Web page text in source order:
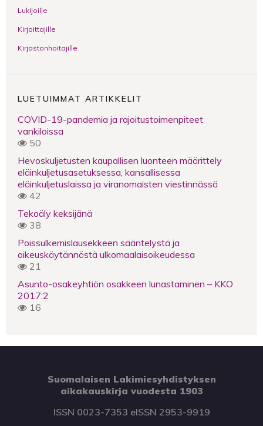
Lukijoille
Kirjoittajille
Kirjastonhoitajille
LUETUIMMAT ARTIKKELIT
COVID-19-pandemia ja rajoitustoimenpiteet
vankiloissa
50
Hevoskuljetusten kaupallisen luonteen määrittely
eläinkuljetusasetuksessa, kansallisessa
eläinkuljetuslaissa ja viranomaisten viestinnässä
42
Tekoäly keksijänä
38
Poissulkemislausekkeen sääntelystä ja
oikeuskäytännöstä ulkomaalaisoikeudessa
21
Asunto-osakeyhtiön osakkeen lunastaminen – KKO
2017:2
16
Suomalaisen Lakimiesyhdistyksen
aikakauskirja vuodesta 1903
ISSN 0023-7353 eISSN 2953-9919